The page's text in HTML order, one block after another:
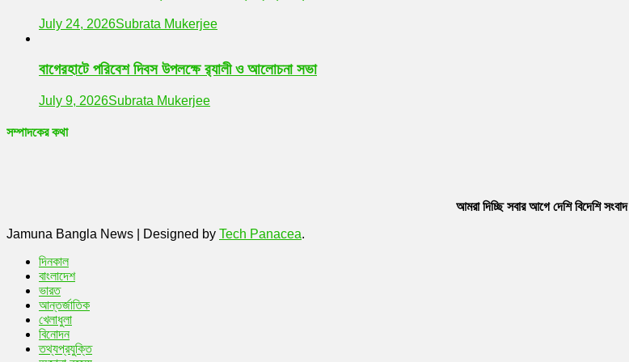
July 24, 2026Subrata Mukerjee
বাগেরহাটে পরিবেশ দিবস উপলক্ষে র‌্যালী ও আলোচনা সভা
July 9, 2026Subrata Mukerjee
সম্পাদকের কথা
আমরা দিচ্ছি সবার আগে দেশি বিদেশি সংবাদ
Jamuna Bangla News
Designed by Tech Panacea.
দিনকাল
বাংলাদেশ
ভারত
আন্তর্জাতিক
খেলাধুলা
বিনোদন
তথ্যপ্রযুক্তি